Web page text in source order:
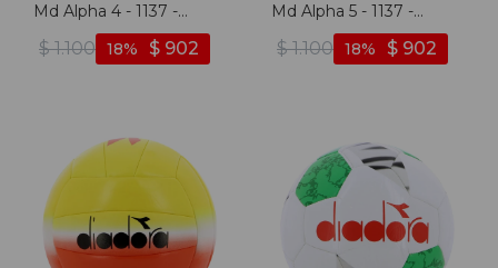
Md Alpha 4 - 1137 -
Blanco-fucsia
$ 1.100 $ 902
18
Md Alpha 5 - 1137 -
Blanco-fucsia
$ 1.100 $ 902
18